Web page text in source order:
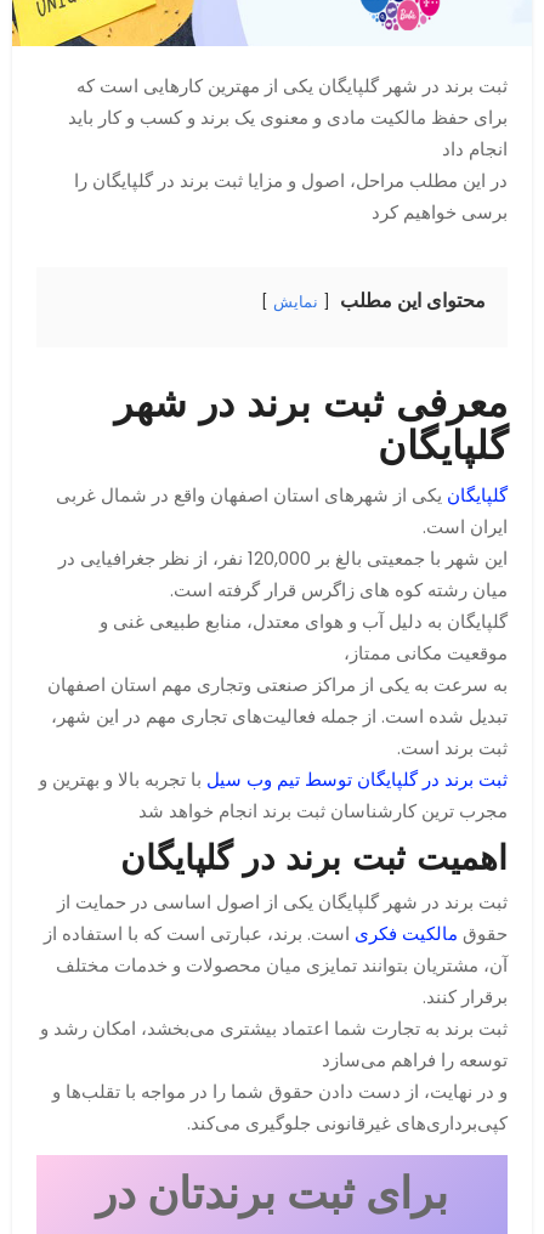
ثبت برند در شهر گلپایگان یکی از مهترین کارهایی است که
برای حفظ مالکیت مادی و معنوی یک برند و کسب و کار باید
انجام داد
در این مطلب مراحل، اصول و مزایا ثبت برند در گلپایگان را
برسی خواهیم کرد
محتوای این مطلب نمایش
معرفی ثبت برند در شهر
گلپایگان
گلپایگان یکی از شهرهای استان اصفهان واقع در شمال غربی
ایران است.
این شهر با جمعیتی بالغ بر 120,000 نفر، از نظر جغرافیایی در
میان رشته کوه های زاگرس قرار گرفته است.
گلپایگان به دلیل آب و هوای معتدل، منابع طبیعی غنی و
موقعیت مکانی ممتاز،
به سرعت به یکی از مراکز صنعتی وتجاری مهم استان اصفهان
تبدیل شده است. از جمله فعالیت‌های تجاری مهم در این شهر،
ثبت برند است.
ثبت برند در گلپایگان توسط تیم وب سیل با تجربه بالا و بهترین و
مجرب ترین کارشناسان ثبت برند انجام خواهد شد
اهمیت ثبت برند در گلپایگان
ثبت برند در شهر گلپایگان یکی از اصول اساسی در حمایت از
حقوق مالکیت فکری است. برند، عبارتی است که با استفاده از
آن، مشتریان بتوانند تمایزی میان محصولات و خدمات مختلف
برقرار کنند.
ثبت برند به تجارت شما اعتماد بیشتری می‌بخشد، امکان رشد و
توسعه را فراهم می‌سازد
و در نهایت، از دست دادن حقوق شما را در مواجه با تقلب‌ها و
کپی‌برداری‌های غیرقانونی جلوگیری می‌کند.
برای ثبت برندتان در